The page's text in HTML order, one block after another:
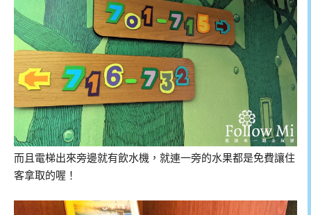
而且電梯出來旁邊就有飲水機，就連一旁的水果都是免費讓住
客拿取的喔！